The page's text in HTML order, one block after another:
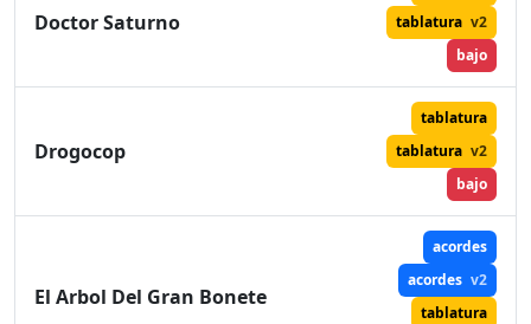
Doctor Saturno
tablatura v2
bajo
Drogocop
tablatura
tablatura v2
bajo
El Arbol Del Gran Bonete
acordes
acordes v2
tablatura